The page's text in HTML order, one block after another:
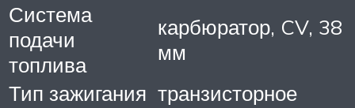
Система
подачи
топлива
карбюратор, CV, 38
мм
Тип зажигания транзисторное